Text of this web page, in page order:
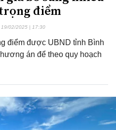
điểm
19/02/2025 | 17:30
điểm được UBND tỉnh Bình
án để theo quy hoạch